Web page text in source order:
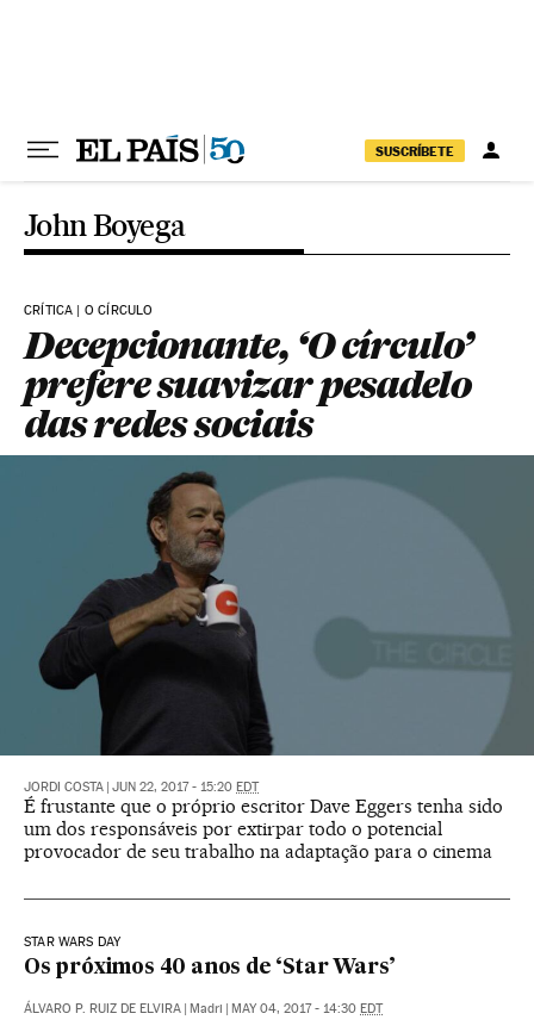
SUSCRÍBETE
John Boyega
CRÍTICA | O CÍRCULO
Decepcionante, ‘O círculo’
prefere suavizar pesadelo
das redes sociais
JORDI COSTA JUN 22, 2017 - 15:20 EDT
É frustante que o próprio escritor Dave Eggers tenha sido
um dos responsáveis por extirpar todo o potencial
provocador de seu trabalho na adaptação para o cinema
STAR WARS DAY
Os próximos 40 anos de ‘Star Wars’
ÁLVARO P. RUIZ DE ELVIRA Madri MAY 04, 2017 - 14:30 EDT